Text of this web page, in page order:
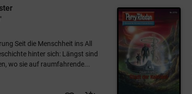
Seit die Menschheit ins All
hinter sich: Längst sind
wo sie auf raumfahrende...